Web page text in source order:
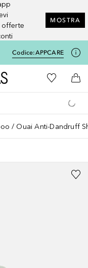
offerte
MOSTRA
Codice:APPCARE
A Douglas HomeAlla Mia
Al
Ouai Anti-Dandruff